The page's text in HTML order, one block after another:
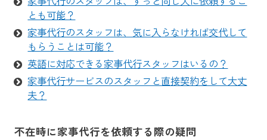
とも可能？
家事代行のスタッフは、気に入らなければ交代して
もらうことは可能？
英語に対応できる家事代行スタッフはいるの？
家事代行サービスのスタッフと直接契約をして大丈
夫？
不在時に家事代行を依頼する際の疑問